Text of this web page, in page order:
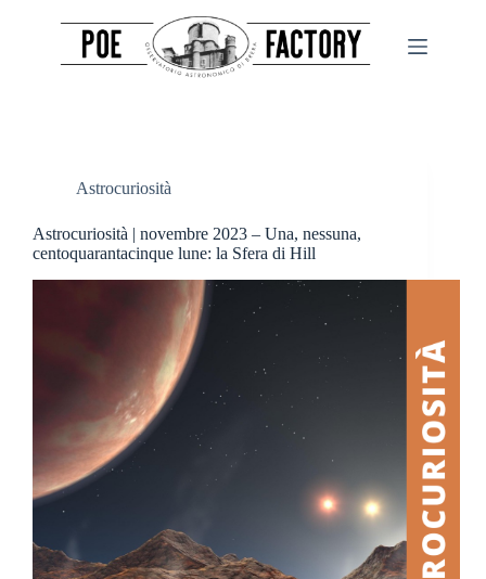
Astrocuriosità
Astrocuriosità | novembre 2023 – Una, nessuna,
centoquarantacinque lune: la Sfera di Hill